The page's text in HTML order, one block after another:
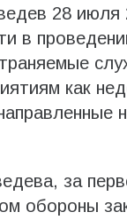
28 июля
в
как
за
обороны